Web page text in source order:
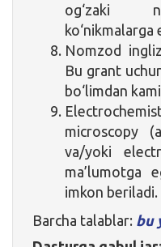
og‘zaki
ko‘nikmalarga
Nomzod
Bu grant
bo‘limdan
microscopy
va/yoki
ma’lumotga
imkon beriladi.
Barcha talablar: bu